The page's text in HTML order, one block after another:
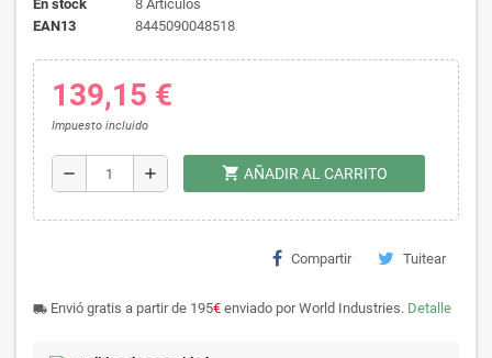
En stock
8 Artículos
EAN13
8445090048518
139,15 €
Impuesto incluido
remove add shopping_cart AÑADIR AL CARRITO
Compartir Tuitear
local_shipping Envió gratis a partir de 195€ enviado por World Industries. Detalle